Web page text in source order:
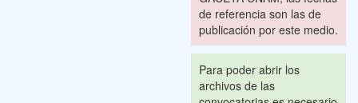
de referencia son las de
publicación por este medio.
Para poder abrir los
archivos de las